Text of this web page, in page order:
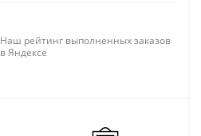
Наш рейтинг выполненных заказов
в Яндексе